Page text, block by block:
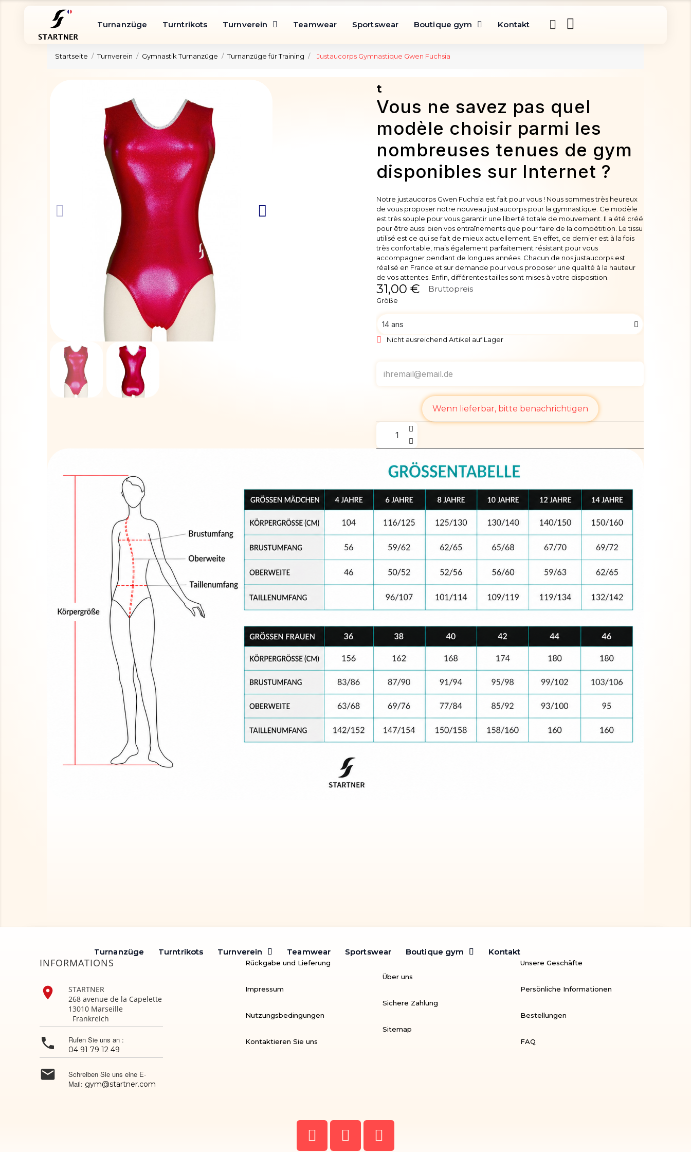
Turnanzüge Turntrikots Turnverein Teamwear Sportswear Boutique gym Kontakt
Startseite Turnverein Gymnastik Turnanzüge Turnanzüge für Training Justaucorps Gymnastique Gwen Fuchsia
t
Vous ne savez pas quel
modèle choisir parmi les
nombreuses tenues de gym
disponibles sur Internet ?
Notre justaucorps Gwen Fuchsia est fait pour vous ! Nous sommes très heureux
de vous proposer notre nouveau justaucorps pour la gymnastique. Ce modèle
est très souple pour vous garantir une liberté totale de mouvement. Il a été créé
pour être aussi bien vos entraînements que pour faire de la compétition. Le tissu
utilisé est ce qui se fait de mieux actuellement. En effet, ce dernier est à la fois
très confortable, mais également parfaitement résistant pour vous
accompagner pendant de longues années. Chacun de nos justaucorps est
réalisé en France et sur demande pour vous proposer une qualité à la hauteur
de vos attentes. Enfin, différentes tailles sont mises à votre disposition.
31,00 € Bruttopreis
Größe
Nicht ausreichend Artikel auf Lager
Wenn lieferbar, bitte benachrichtigen
Turnanzüge Turntrikots Turnverein Teamwear Sportswear Boutique gym Kontakt
Turnanzüge Turntrikots Turnverein Teamwear Sportswear Boutique gym Kontakt
INFORMATIONS

STARTNER
268 avenue de la Capelette
13010 Marseille
Frankreich
 Rufen Sie uns an :
04 91 79 12 49

Schreiben Sie uns eine E-
Mail: gym@startner.com
Rückgabe und Lieferung
Impressum
Nutzungsbedingungen
Kontaktieren Sie uns
Über uns
Sichere Zahlung
Sitemap
Unsere Geschäfte
Persönliche Informationen
Bestellungen
FAQ